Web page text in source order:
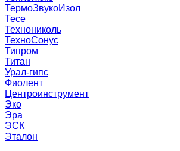
ТермоЗвукоИзол
Тесе
Технониколь
ТехноСонус
Типром
Титан
Урал-гипс
Фиолент
Центроинструмент
Эко
Эра
ЭСК
Эталон